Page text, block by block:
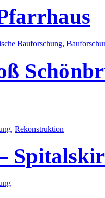
Bauforschung,
, Rekonstruktion